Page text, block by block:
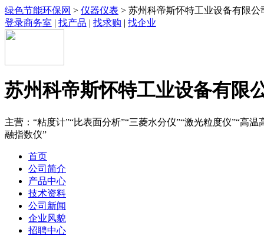
绿色节能环保网 > 仪器仪表 > 苏州科帝斯怀特工业设备有限公
登录商务室 | 找产品 | 找求购 | 找企业
苏州科帝斯怀特工业设备有限
主营：“粘度计”“比表面分析”“三菱水分仪”“激光粒度仪”“高
融指数仪”
首页
公司简介
产品中心
技术资料
公司新闻
企业风貌
招聘中心